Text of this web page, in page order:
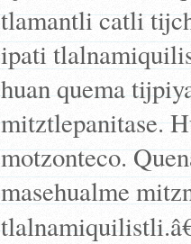
tlamantli catli
ipati
huan quema
mitztlepanitase.
motzonteco.
masehualme